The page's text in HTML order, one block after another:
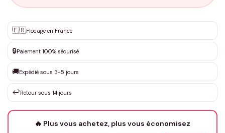
✨ Personnalisation sur mesure
DEVIS GRATUIT · Personnalisation de 3 à 10€ selon la demande
Que souhaitez-vous ?*
Votre texte / idée*
🇫🇷Flocage en France
🔒Paiement 100% sécurisé
🚚Expédié sous 3-5 jours
↩️Retour sous 14 jours
🔥 Plus vous achetez, plus vous économisez